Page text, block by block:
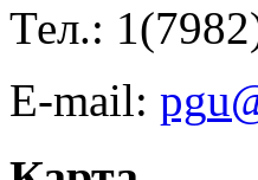
Тел.:
E-mail: